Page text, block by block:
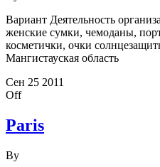
Вариант Деятельность
женские сумки, чемоданы,
косметички, очки
Мангистауская область
Сен 25 2011
Off
Paris
By